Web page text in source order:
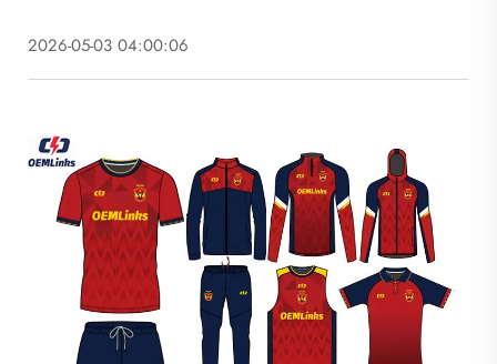
2026-05-03 04:00:06